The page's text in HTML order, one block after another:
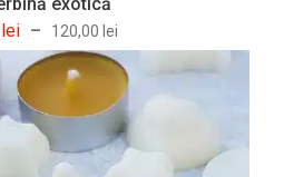
lei – 120,00 lei